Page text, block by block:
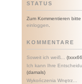
STATUS
Zum Kommentieren bitte
einloggen
KOMMENTARE
Soweit ich weiß...
Ich kann Ihre
(damals)
Wykończenia Wnętrz...